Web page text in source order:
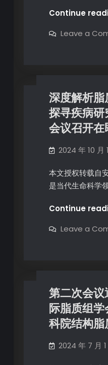
Continue
Leave a
深度解析脂
探寻疾病研
会议召开在
2024 年 10 月
本文授权转载自
是当代生命科学
Continue
Leave a
第二次会
际脂质组
科院结构
2024 年 7 月 1